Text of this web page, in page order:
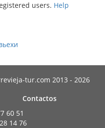
users. Help
tur.com 2013 - 2026
Contactos
60 51
14 76